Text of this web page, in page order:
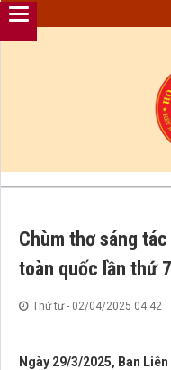
Chùm thơ sáng
toàn quốc lần thứ 7
Thứ tư - 02/04/2025 04:42
Ngày 29/3/2025, Ban